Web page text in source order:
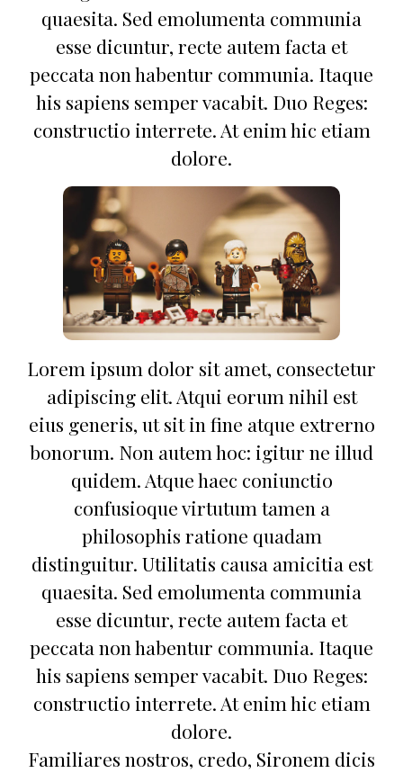
quaesita. Sed emolumenta communia
esse dicuntur, recte autem facta et
peccata non habentur communia. Itaque
his sapiens semper vacabit. Duo Reges:
constructio interrete. At enim hic etiam
dolore.
Lorem ipsum dolor sit amet, consectetur
adipiscing elit. Atqui eorum nihil est
eius generis, ut sit in fine atque extrerno
bonorum. Non autem hoc: igitur ne illud
quidem. Atque haec coniunctio
confusioque virtutum tamen a
philosophis ratione quadam
distinguitur. Utilitatis causa amicitia est
quaesita. Sed emolumenta communia
esse dicuntur, recte autem facta et
peccata non habentur communia. Itaque
his sapiens semper vacabit. Duo Reges:
constructio interrete. At enim hic etiam
dolore.
Familiares nostros, credo, Sironem dicis